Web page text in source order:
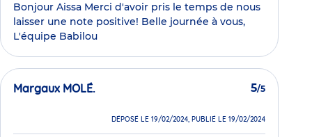
Bonjour Aissa Merci d'avoir pris le temps de nous
laisser une note positive! Belle journée à vous,
L'équipe Babilou
Margaux MOLÉ. 5/5
DÉPOSÉ LE 19/02/2024, PUBLIÉ LE 19/02/2024